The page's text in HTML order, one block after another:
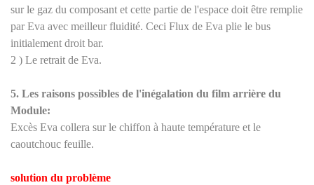
sur le gaz du composant et cette partie de l'espace doit être remplie
par Eva avec meilleur fluidité. Ceci Flux de Eva plie le bus
initialement droit bar.
2 ) Le retrait de Eva.
5. Les raisons possibles de l'inégalation du film arrière du
Module:
Excès Eva collera sur le chiffon à haute température et le
caoutchouc feuille.
solution du problème